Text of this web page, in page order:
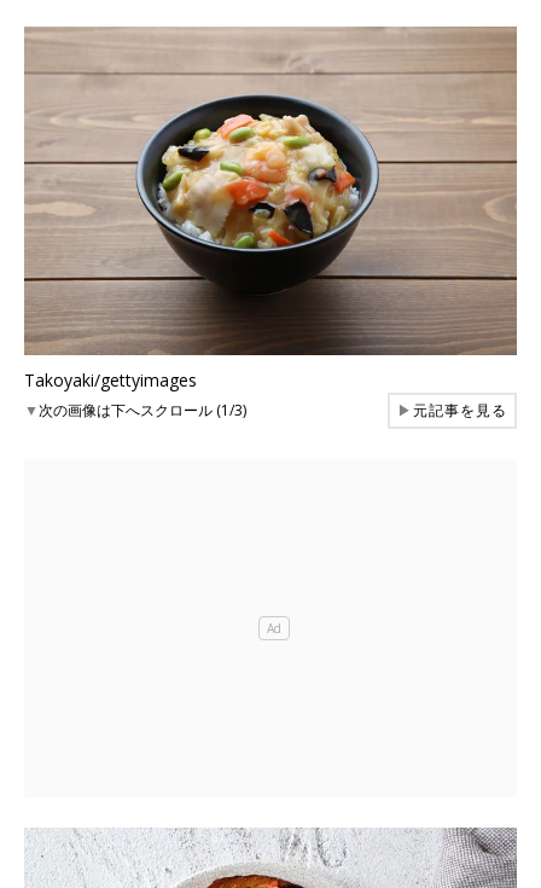
Takoyaki/gettyimages
▼次の画像は下へスクロール (1/3) ▶元記事を見る